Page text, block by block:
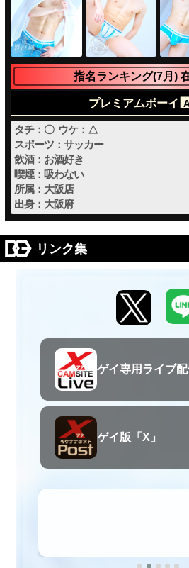
指名ランキング(7月)
プレミアムボーイ
タチ：〇 ウケ：△
スポーツ：サッカー
飲酒：お酒好き
喫煙：吸わない
所属：大阪店
出身：大阪府
リンク集